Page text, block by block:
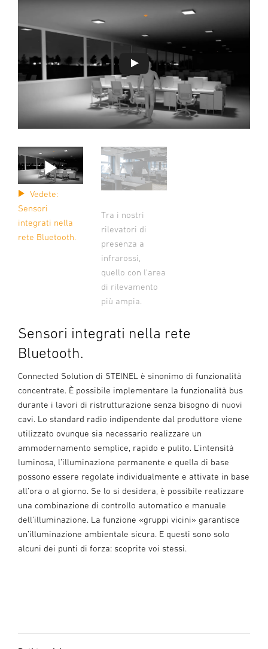
Vedete:
Sensori
integrati nella
rete Bluetooth.
Tra i nostri
rilevatori di
presenza a
infrarossi,
quello con l'area
di rilevamento
più ampia.
Sensori integrati nella rete
Bluetooth.
Connected Solution di STEINEL è sinonimo di funzionalità
concentrate. È possibile implementare la funzionalità bus
durante i lavori di ristrutturazione senza bisogno di nuovi
cavi. Lo standard radio indipendente dal produttore viene
utilizzato ovunque sia necessario realizzare un
ammodernamento semplice, rapido e pulito. L’intensità
luminosa, l’illuminazione permanente e quella di base
possono essere regolate individualmente e attivate in base
all’ora o al giorno. Se lo si desidera, è possibile realizzare
una combinazione di controllo automatico e manuale
dell’illuminazione. La funzione «gruppi vicini» garantisce
un’illuminazione ambientale sicura. E questi sono solo
alcuni dei punti di forza: scoprite voi stessi.